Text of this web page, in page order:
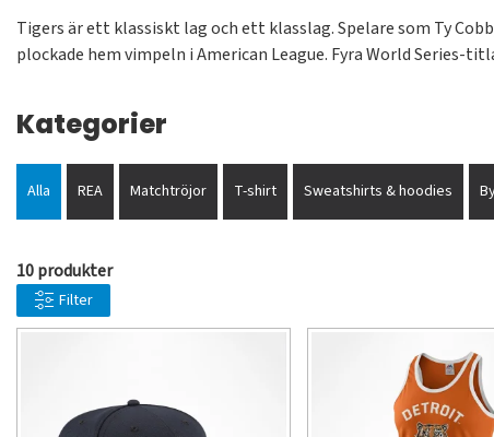
Tigers är ett klassiskt lag och ett klasslag. Spelare som Ty
plockade hem vimpeln i American League. Fyra World Series-
Kategorier
Alla REA Matchtröjor T-shirt Sweatshirts & hoodies
10 produkter
Filter